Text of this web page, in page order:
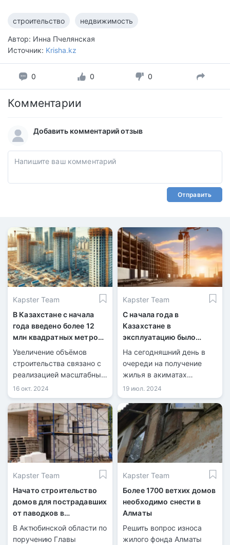
строительство недвижимость
Автор: Инна Пчелянская
Источник: Krisha.kz
0 0 0
Комментарии
Добавить комментарий отзыв
Отправить
Kapster Team
В Казахстане с начала
года введено более 12
млн квадратных метров
жилья
Увеличение объёмов
строительства связано с
реализацией масштабных
государственных
программ в сфере жилья
и инфраструктуры.
16 окт. 2024
Kapster Team
С начала года в
Казахстане в
эксплуатацию было
сдано 7,4 млн
На сегодняшний день в
очереди на получение
жилья в акиматах
зарегистрировано более
650 тысяч человек.
19 июл. 2024
Kapster Team
Начато строительство
домов для пострадавших
от паводков в
Темирском районе
Актюбинской области
В Актюбинской области по
поручению Главы
Kapster Team
Более 1700 ветхих домов
необходимо снести в
Алматы
Решить вопрос износа
жилого фонда Алматы